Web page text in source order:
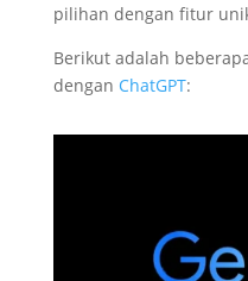
pilihan dengan fitur
Berikut adalah
dengan ChatGPT: